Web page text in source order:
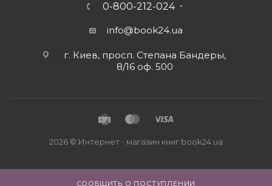
СООБЩИТЬ О ПОСТУПЛЕНИИ
0-800-212-024
info@book24.ua
г. Киев, просп. Степана Бандеры,
8/16 оф. 500
2026 © Интернет - магазин книг book24.ua